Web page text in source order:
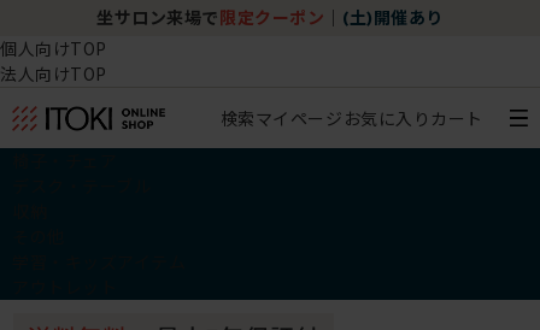
坐サロン来場で 限定クーポン (土)開催あり
個人向けTOP
法人向けTOP
検索マイページ お気に入り カート